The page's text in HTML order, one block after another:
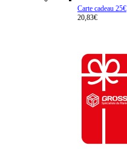
Carte cadeau 25€
20,83€